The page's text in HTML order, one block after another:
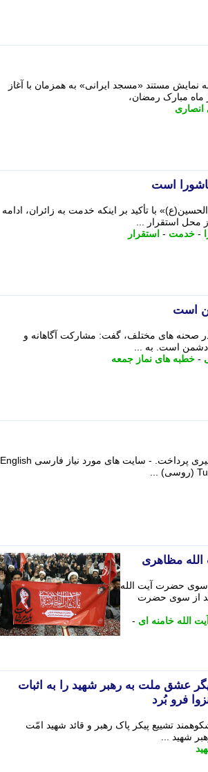
از برنامه «کافه مستند»، به نمایش مستند «مسجد ایرانی» به همزمان با آغاز
انصاری
است
با تأکید بر اینکه خدمت به زائران، ادامه
محل استقرار ...
- خدمت - استقرار
است
صحنه های مختلف، گفت: مشارکت آگاهانه و
دشمن است. به ...
- خطبه های نماز جمعه
حوزه/ حضرت آیت الله حسین مظاهری در کلامی به تبیین ابعاد عاقبت بخیری پرداخت. - سایت های مورد نیاز فارسی English
مظاهری
سوی حضرت آیت الله
از سوی حضرت
آیت الله خامنه ای -
عشق ملت به رهبر شهید را به اثبات
فرو بُرد
تشییع پیکر پاک رهبر و قائد شهید امّت
شهید ...